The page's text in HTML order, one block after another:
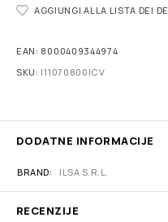
AGGIUNGI ALLA LISTA DEI
EAN: 8000409344974
SKU: I11070800ICV
DODATNE INFORMACIJE
BRAND ILSA S.R.L.
RECENZIJE